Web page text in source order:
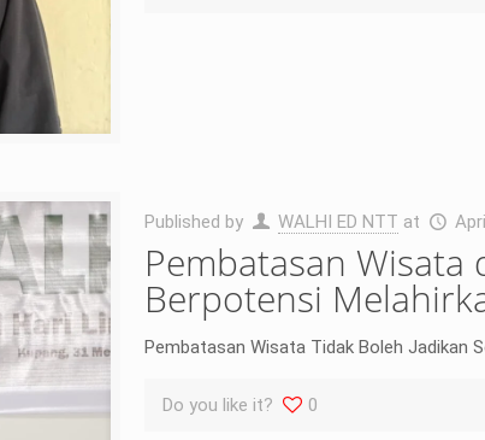
Published by WALHI ED NTT at
Pembatasan
Berpotensi
Pembatasan Wisata Tidak Boleh Jadikan
Do you like it? 0